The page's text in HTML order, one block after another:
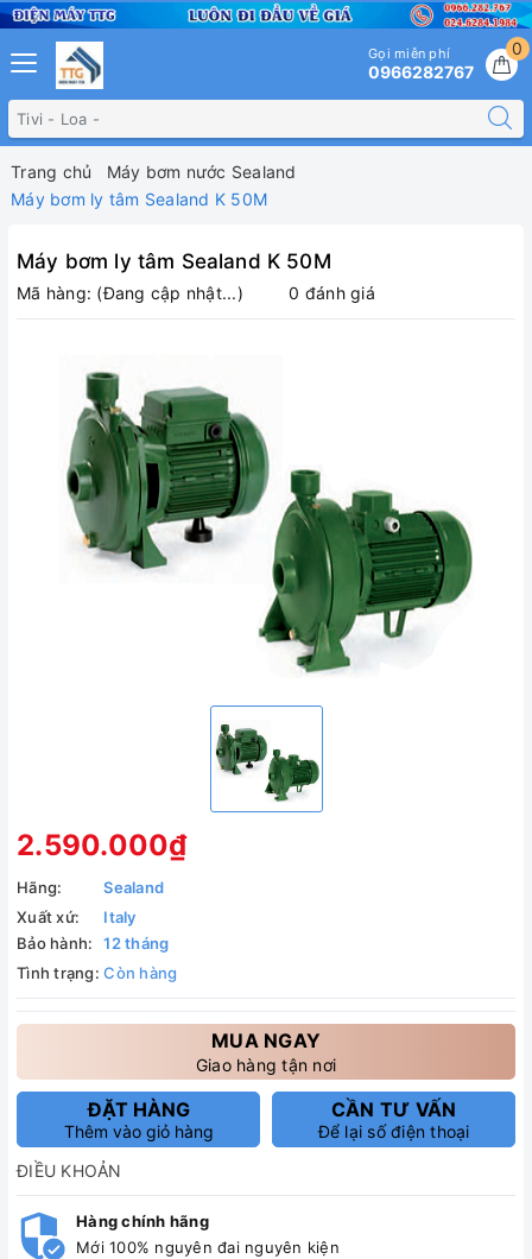
0
Gọi miễn phí
0966282767
Trang chủ
Máy bơm nước Sealand
Máy bơm ly tâm Sealand K 50M
Máy bơm ly tâm Sealand K 50M
Mã hàng: (Đang cập nhật...) 0 đánh giá
2.590.000₫
Hãng:
Sealand
Xuất xứ:
Italy
Bảo hành:
12 tháng
Tình trạng: Còn hàng
MUA NGAY
Giao hàng tận nơi
ĐẶT HÀNG
Thêm vào giỏ hàng
CẦN TƯ VẤN
Để lại số điện thoại
ĐIỀU KHOẢN
Hàng chính hãng
Mới 100% nguyên đai nguyên kiện